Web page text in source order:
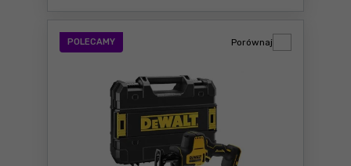
POLECAMY Porównaj